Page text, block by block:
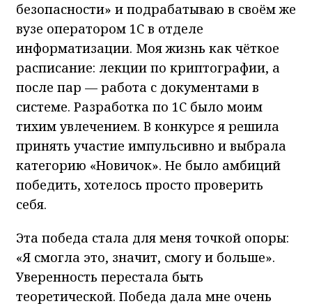
безопасности» и подрабатываю в своём же
вузе оператором 1С в отделе
информатизации. Моя жизнь как чёткое
расписание: лекции по криптографии, а
после пар — работа с документами в
системе. Разработка по 1С было моим
тихим увлечением. В конкурсе я решила
принять участие импульсивно и выбрала
категорию «Новичок». Не было амбиций
победить, хотелось просто проверить
себя.
Эта победа стала для меня точкой опоры:
«Я смогла это, значит, смогу и больше».
Уверенность перестала быть
теоретической. Победа дала мне очень